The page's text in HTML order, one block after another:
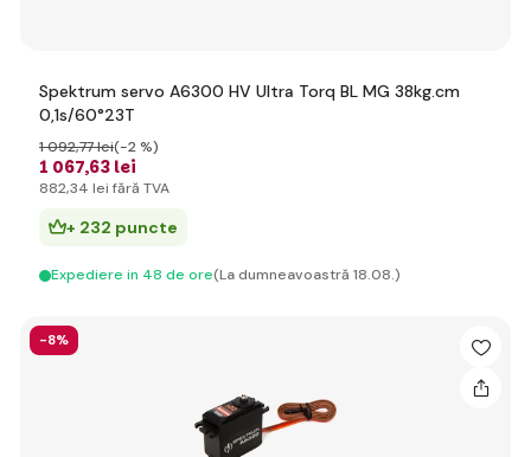
Spektrum servo A6300 HV Ultra Torq BL MG 38kg.cm
0,1s/60°23T
1 067,63 lei
1 092,77 lei(-2 %)
882,34 lei fără TVA
+ 232 puncte
Expediere in 48 de ore(La dumneavoastră 18.08.)
-8%